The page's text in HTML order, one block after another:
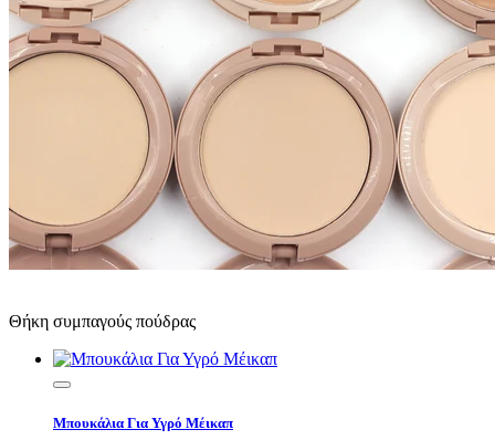
Θήκη συμπαγούς πούδρας
Μπουκάλια Για Υγρό Μέικαπ